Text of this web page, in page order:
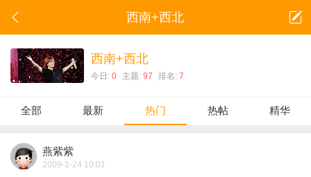
西南+西北
西南+西北
今日:0 主题:97 排名:7
全部 最新 热门 热帖 精华
燕紫紫
2009-1-24 10:01